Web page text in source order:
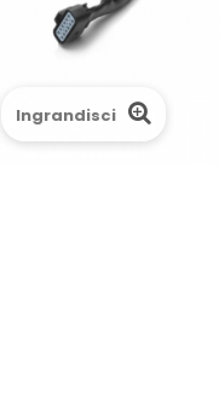
Ingrandisci